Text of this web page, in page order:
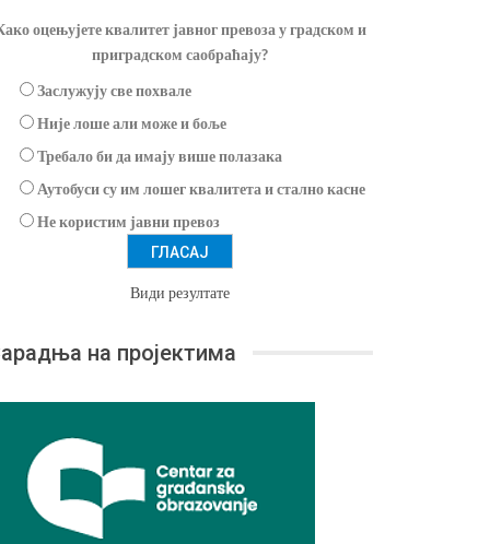
оцењујете квалитет јавног превоза у градском и
приградском саобраћају?
Заслужују све похвале
Није лоше али може и боље
Требало би да имају више полазака
Аутобуси су им лошег квалитета и стално касне
Не користим јавни превоз
Види резултате
на пројектима